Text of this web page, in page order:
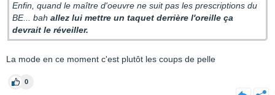
Enfin, quand le maître d'oeuvre ne suit pas les prescriptions du
BE... bah allez lui mettre un taquet derrière l'oreille ça
devrait le réveiller.
La mode en ce moment c'est plutôt les coups de pelle
0